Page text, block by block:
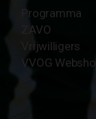
Programma
ZAVO
Vrijwilligers
VVOG Webshop